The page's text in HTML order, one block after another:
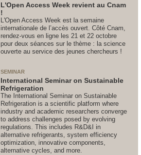
L'Open Access Week revient au Cnam
!
L'Open Access Week est la semaine
internationale de l’accès ouvert. Côté Cnam,
rendez-vous en ligne les 21 et 22 octobre
pour deux séances sur le thème : la science
ouverte au service des jeunes chercheurs !
SEMINAR
International Seminar on Sustainable
Refrigeration
The International Seminar on Sustainable
Refrigeration is a scientific platform where
industry and academic researchers converge
to address challenges posed by evolving
regulations. This includes R&D&I in
alternative refrigerants, system efficiency
optimization, innovative components,
alternative cycles, and more.